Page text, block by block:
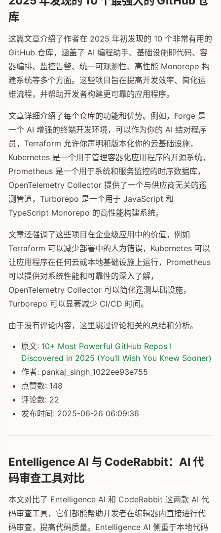
库
这篇文章介绍了作者在 2025 年初发现的 10 个非常有用的
GitHub 仓库，涵盖了 AI 编程助手、基础设施即代码、容
器编排、监控告警、统一可观测性、高性能 Monorepo 构
建系统等多个方面。这些项目旨在提高开发效率、简化运
维流程，并帮助开发者构建更可靠的应用程序。
文章详细介绍了每个仓库的功能和优势。例如，Forge 是
一个 AI 增强的终端开发环境，可以作为你的 AI 结对程序
员，Terraform 允许你声明和版本化你的云基础设施，
Kubernetes 是一个用于管理容器化应用程序的开源系统，
Prometheus 是一个用于系统和服务监控的时序数据库，
OpenTelemetry Collector 提供了一个与供应商无关的遥
测管道，Turborepo 是一个用于 JavaScript 和
TypeScript Monorepo 的高性能构建系统。
文章还强调了这些项目在企业级应用中的价值，例如
Terraform 可以减少部署中的人为错误，Kubernetes 可以
让应用程序在任何云或本地基础设施上运行，Prometheus
可以提供对系统性能和可靠性的深入了解，
OpenTelemetry Collector 可以简化遥测基础设施，
Turborepo 可以显著减少 CI/CD 时间。
由于没有评论内容，这里跳过评论相关的总结和分析。
原文: 10+ Most Powerful GitHub Repos I
Discovered in 2025 (You’ll Wish You Knew Sooner)
作者: pankaj_singh_1022ee93e755
点赞数: 148
评论数: 22
发布时间: 2025-06-26 06:09:36
Entelligence AI 与 CodeRabbit：AI 代
码审查工具对比
本文对比了 Entelligence AI 和 CodeRabbit 这两款 AI 代
码审查工具，它们都能帮助开发者在编辑器内直接进行代
码审查，提高代码质量。Entelligence AI 侧重于本地代码